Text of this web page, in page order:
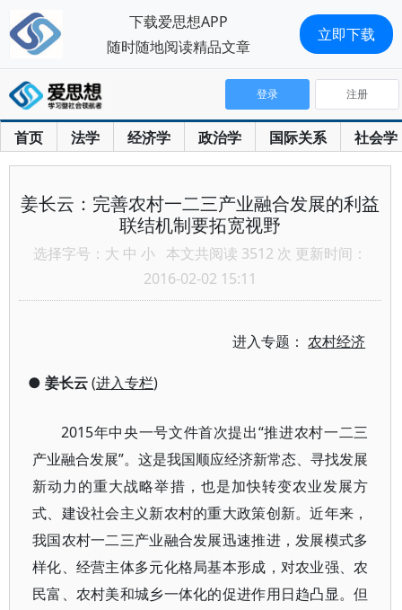
首页 法学 经济学 政治学 国际关系 社会学
登录 注册
姜长云：完善农村一二三产业融合发展的利益
联结机制要拓宽视野
选择字号： 大 中 小 本文共阅读 3512 次 更新时间：
2016-02-02 15:11
进入专题：农村经济
● 姜长云(进入专栏)
2015年中央一号文件首次提出“推进农村一二三
产业融合发展”。这是我国顺应经济新常态、寻找发展
新动力的重大战略举措，也是加快转变农业发展方
式、建设社会主义新农村的重大政策创新。近年来，
我国农村一二三产业融合发展迅速推进，发展模式多
样化、经营主体多元化格局基本形成，对农业强、农
民富、农村美和城乡一体化的促进作用日趋凸显。但
下载爱思想APP
随时随地阅读精品文章
立即下载